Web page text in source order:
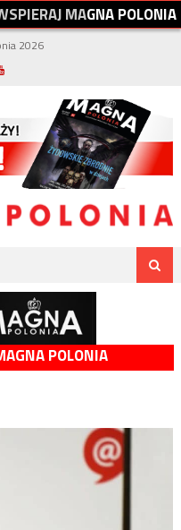
SPIERAJMAGNAPOLONIA
2026
POLONIA